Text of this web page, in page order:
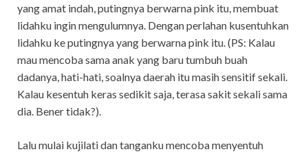
yang amat indah, putingnya berwarna pink itu, membuat
lidahku ingin mengulumnya. Dengan perlahan kusentuhkan
lidahku ke putingnya yang berwarna pink itu. (PS: Kalau
mau mencoba sama anak yang baru tumbuh buah
dadanya, hati-hati, soalnya daerah itu masih sensitif sekali.
Kalau kesentuh keras sedikit saja, terasa sakit sekali sama
dia. Bener tidak?).
Lalu mulai kujilati dan tanganku mencoba menyentuh